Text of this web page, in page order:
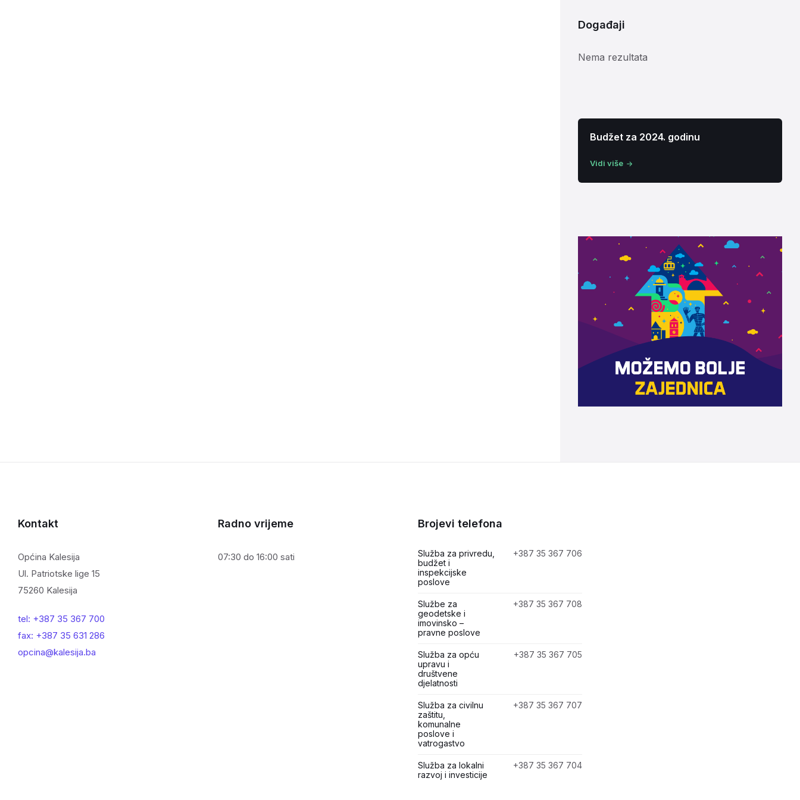
Događaji
Nema rezultata
Budžet za 2024. godinu
Vidi više
Kontakt
Općina Kalesija
Ul. Patriotske lige 15
75260 Kalesija
tel: +387 35 367 700
fax: +387 35 631 286
opcina@kalesija.ba
Radno vrijeme
07:30 do 16:00 sati
Brojevi telefona
Služba za privredu,
budžet i
inspekcijske
poslove
+387 35 367 706
Službe za
geodetske i
imovinsko –
pravne poslove
+387 35 367 708
Služba za opću
upravu i
društvene
djelatnosti
+387 35 367 705
Služba za civilnu
zaštitu,
komunalne
poslove i
vatrogastvo
+387 35 367 707
Služba za lokalni
razvoj i investicije
+387 35 367 704